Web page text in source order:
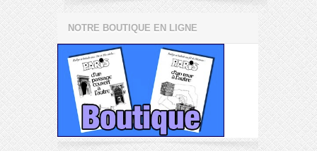
NOTRE BOUTIQUE EN LIGNE